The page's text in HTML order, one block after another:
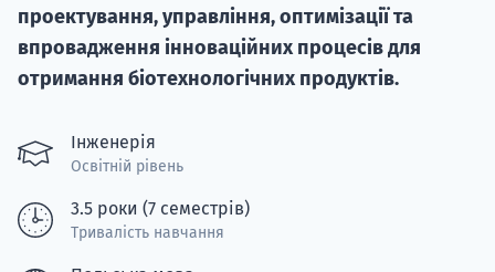
проектування, управління, оптимізації та
впровадження інноваційних процесів для
отримання біотехнологічних продуктів.
Інженерія
Освітній рівень
3.5 роки (7 семестрів)
Тривалість навчання